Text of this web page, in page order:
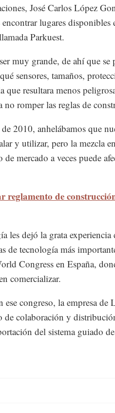
José Carlos López
lugares disponibles
Parkuest.
muy grande, de ahí que se
sensores, tamaños,
que resultara menos
no romper las reglas de
2010, anhelábamos que
y utilizar, pero la mezcla
mercado a veces puede
reglamento de
les dejó la grata experiencia
de tecnología más
Congress en España,
comercializar.
ese congreso, la empresa de
colaboración y
del sistema guiado de